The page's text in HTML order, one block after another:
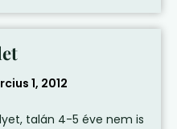
1, 2012
talán 4-5 éve nem is